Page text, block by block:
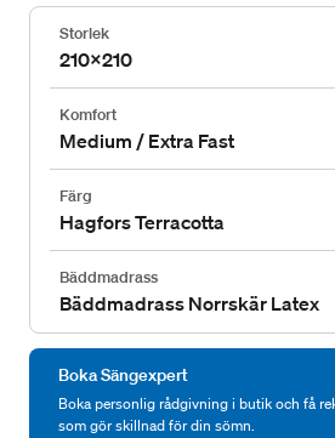
Storlek
210x210
Komfort
Medium / Extra Fast
Färg
Hagfors Terracotta
Bäddmadrass
Bäddmadrass Norrskär Latex
Boka Sängexpert
Boka personlig rådgivning i butik och få
som gör skillnad för din sömn.